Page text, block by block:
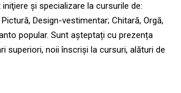
şi specializare la cursurile de:
Design-vestimentar; Chitară, Orgă,
popular. Sunt așteptați cu prezența
superiori, noii înscrişi la cursuri, alături de